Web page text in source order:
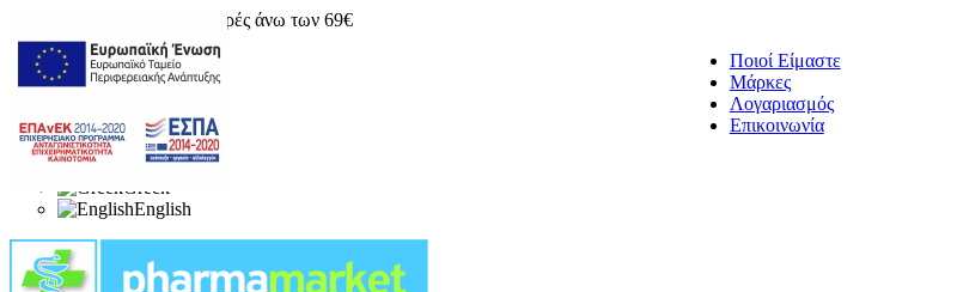
Δωρεάν μεταφορικά για αγορές άνω των 69€
Ποιοί Είμαστε
Μάρκες
Λογαριασμός
Επικοινωνία
Greek
English